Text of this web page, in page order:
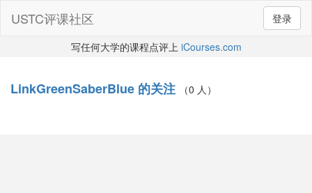
登录
USTC评课社区
写任何大学的课程点评上 iCourses.com
LinkGreenSaberBlue 的关注 （0 人）